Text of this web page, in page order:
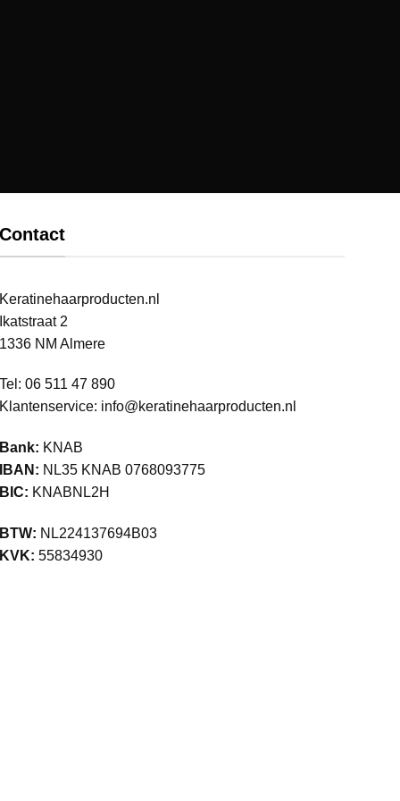
Contact
Keratinehaarproducten.nl
Ikatstraat 2
1336 NM Almere
Tel: 06 511 47 890
Klantenservice: info@keratinehaarproducten.nl
Bank: KNAB
IBAN: NL35 KNAB 0768093775
BIC: KNABNL2H
BTW: NL224137694B03
KVK: 55834930